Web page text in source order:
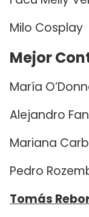
Milo Cosplay
Mejor
María
Alejandro
Mariana
Pedro
Tomás